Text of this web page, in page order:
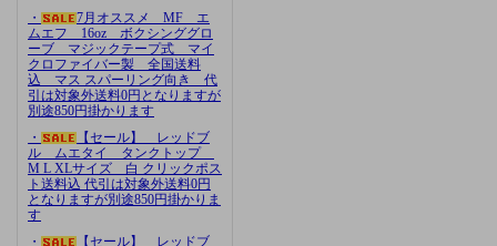
・
7月オススメ MF エ
ムエフ 16oz ボクシンググロ
ーブ マジックテープ式 マイ
クロファイバー製 全国送料
込 マス スパーリング向き 代
引は対象外送料0円となりますが
別途850円掛かります
・
【セール】 レッドブ
ル ムエタイ タンクトップ
M L XLサイズ 白 クリックポス
ト送料込 代引は対象外送料0円
となりますが別途850円掛かりま
す
・
【セール】 レッドブ